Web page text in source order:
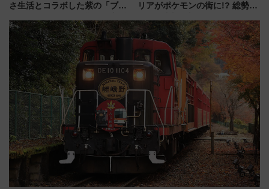
さ生活とコラボした紫の「ブル
売
リアがポケモンの街に!? 総勢
リサーチ」本格謎解き・グッズ
情報まとめ